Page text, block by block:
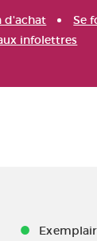
d'achat
Se
infolettres